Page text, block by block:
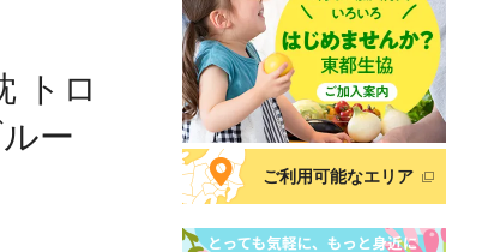
トロ
ー
ご利用可能なエリア